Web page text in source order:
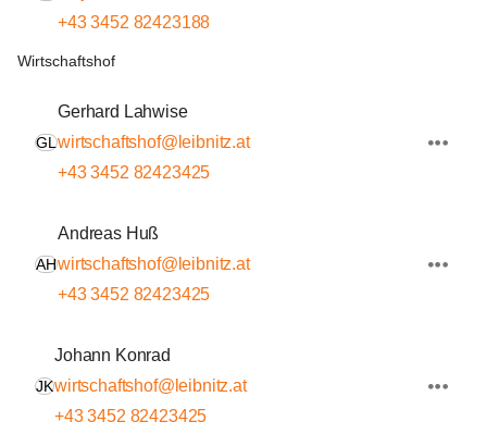
+43 3452 82423188
Wirtschaftshof
GL
Gerhard Lahwise
wirtschaftshof@leibnitz.at
+43 3452 82423425
AH
Andreas Huß
wirtschaftshof@leibnitz.at
+43 3452 82423425
JK
Johann Konrad
wirtschaftshof@leibnitz.at
+43 3452 82423425